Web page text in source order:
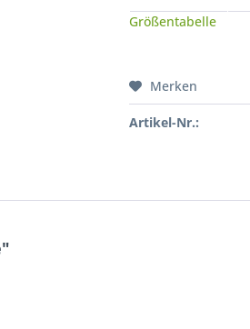
Größentabelle
Merken
Artikel-Nr.: